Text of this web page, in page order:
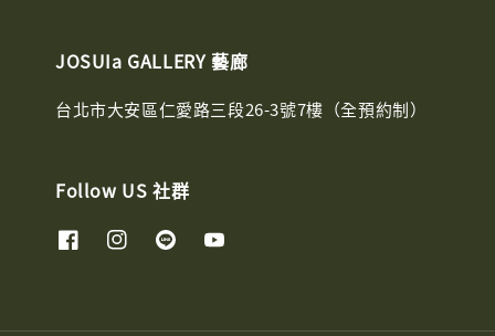
JOSUIa GALLERY 藝廊
台北市大安區仁愛路三段26-3號7樓（全預約制）
Follow US 社群